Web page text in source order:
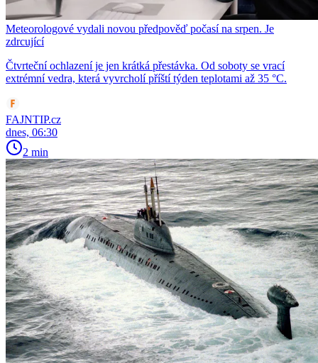
Meteorologové vydali novou předpověď počasí na srpen. Je
zdrcující
Čtvrteční ochlazení je jen krátká přestávka. Od soboty se vrací
extrémní vedra, která vyvrcholí příští týden teplotami až 35 °C.
FAJNTIP.cz
dnes, 06:30
2 min